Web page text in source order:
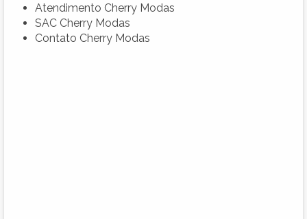
Atendimento Cherry Modas
SAC Cherry Modas
Contato Cherry Modas